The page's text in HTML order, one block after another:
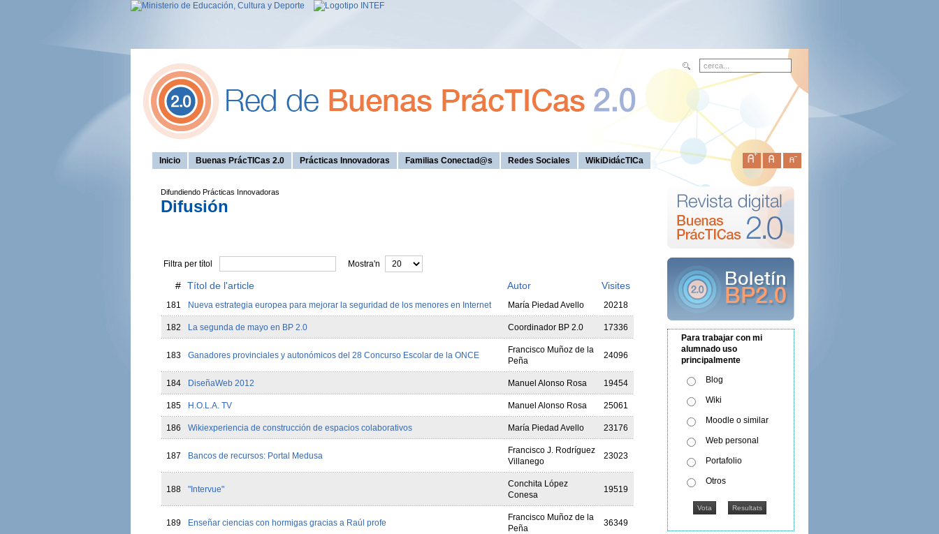
Inicio Buenas PrácTICas 2.0 Prácticas Innovadoras Familias Conectad@s Redes Sociales WikiDidácTICa
Difundiendo Prácticas Innovadoras
Difusión
Filtra per títol Mostra'n
# Títol de l'article Autor Visites
181 Nueva estrategia europea para mejorar la seguridad de los menores en Internet María Piedad Avello 20218
182 La segunda de mayo en BP 2.0 Coordinador BP 2.0 17336
183 Ganadores provinciales y autonómicos del 28 Concurso Escolar de la ONCE
Francisco Muñoz de la
Peña
24096
184 DiseñaWeb 2012 Manuel Alonso Rosa 19454
185 H.O.L.A. TV Manuel Alonso Rosa 25061
186 Wikiexperiencia de construcción de espacios colaborativos María Piedad Avello 23176
187 Bancos de recursos: Portal Medusa
Francisco J. Rodríguez
Villanego
23023
188 "Intervue"
Conchita López
Conesa
19519
189 Enseñar ciencias con hormigas gracias a Raúl profe
Francisco Muñoz de la
Peña
36349
Para trabajar con mi
alumnado uso
principalmente
Blog
Wiki
Moodle o similar
Web personal
Portafolio
Otros